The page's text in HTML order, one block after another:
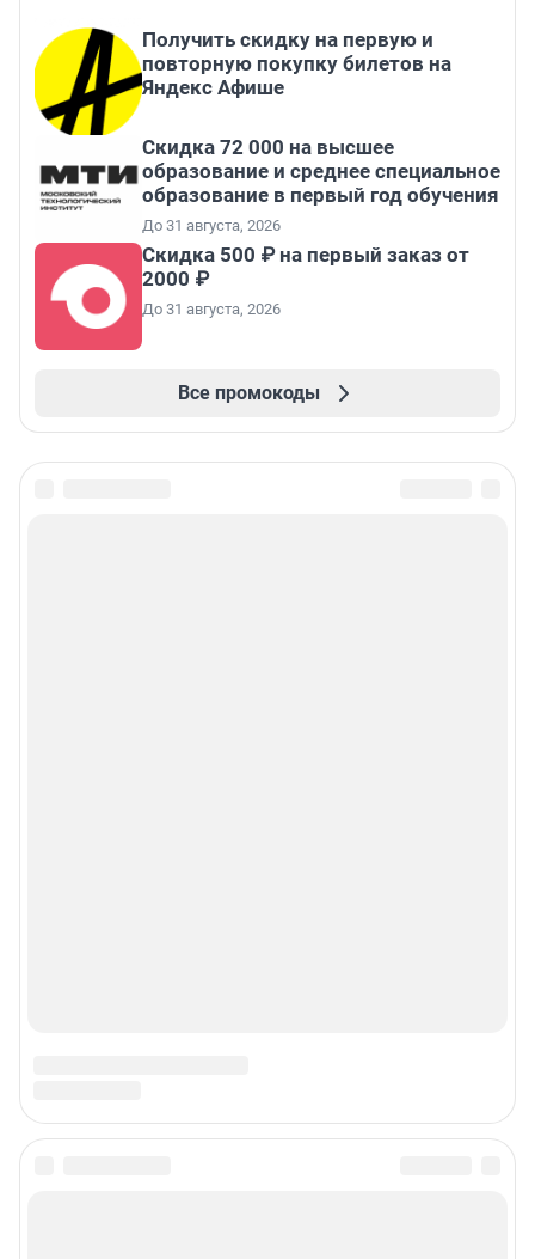
Получить скидку на первую и
повторную покупку билетов на
Яндекс Афише
Скидка 72 000 на высшее
образование и среднее специальное
образование в первый год обучения
До 31 августа, 2026
Скидка 500 ₽ на первый заказ от
2000 ₽
До 31 августа, 2026
Все промокоды